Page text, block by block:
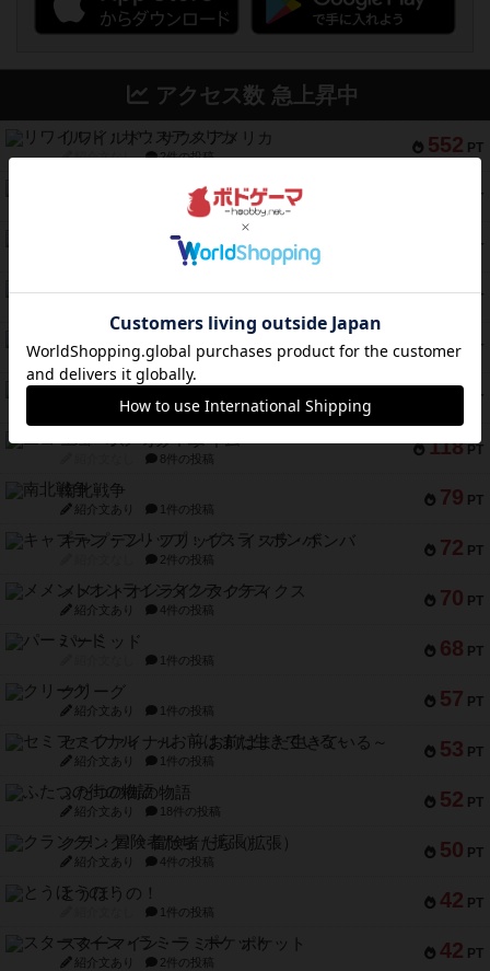
アクセス数 急上昇中
552 PT
リワイルド：サウスアメリカ
紹介文なし 2件の投稿
PT
マーケットフレッシュ
1件の投稿
PT
ファイアー・ブルズ / 火牛陣
1件の投稿
122 PT
ワン・トゥ・ファイブ
119 PT
トランスオリエント・エクスプレス
紹介文なし 1件の投稿
118 PT
フラットアイアン
紹介文なし 2件の投稿
118 PT
エコーズ・オブ・タイム
8件の投稿
79 PT
南北戦争
紹介文あり 1件の投稿
72 PT
キャプテン・フリップ：イスラ・ボンバ
2件の投稿
70 PT
メメントオンラインタクティクス
紹介文あり 4件の投稿
68 PT
パーミッド
1件の投稿
57 PT
クリーグ
紹介文あり 1件の投稿
53 PT
セミファイナル ～お前はまだ生きている～
紹介文あり 1件の投稿
52 PT
ふたつの街の物語
紹介文あり 18件の投稿
50 PT
クランク! ：冒険者たち（拡張）
紹介文あり 4件の投稿
42 PT
とうほうの！
1件の投稿
42 PT
スターマイン・ラミー ポケット
紹介文あり 2件の投稿